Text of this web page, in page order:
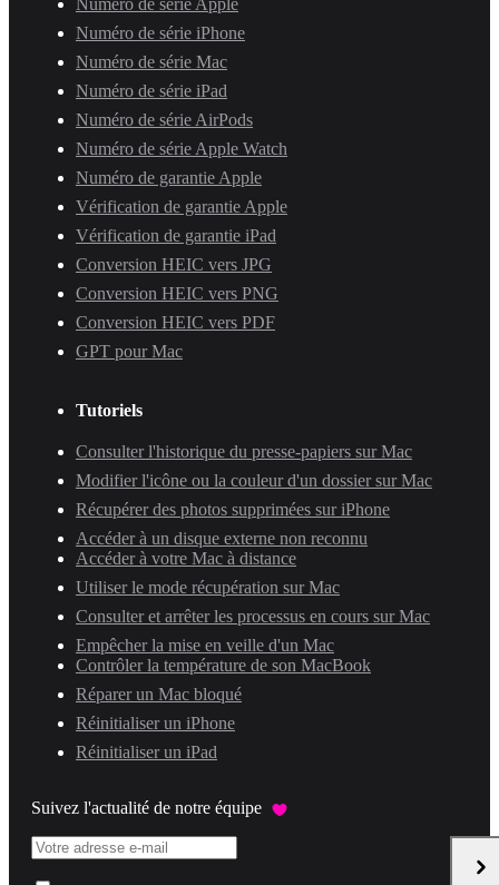
Numéro de série iPhone
Numéro de série Mac
Numéro de série iPad
Numéro de série AirPods
Numéro de série Apple Watch
Numéro de garantie Apple
Vérification de garantie Apple
Vérification de garantie iPad
Conversion HEIC vers JPG
Conversion HEIC vers PNG
Conversion HEIC vers PDF
GPT pour Mac
Tutoriels
Consulter l'historique du presse-papiers sur Mac
Modifier l'icône ou la couleur d'un dossier sur Mac
Récupérer des photos supprimées sur iPhone
Accéder à un disque externe non reconnu
Accéder à votre Mac à distance
Utiliser le mode récupération sur Mac
Consulter et arrêter les processus en cours sur Mac
Empêcher la mise en veille d'un Mac
Contrôler la température de son MacBook
Réparer un Mac bloqué
Réinitialiser un iPhone
Réinitialiser un iPad
Suivez l'actualité de notre équipe